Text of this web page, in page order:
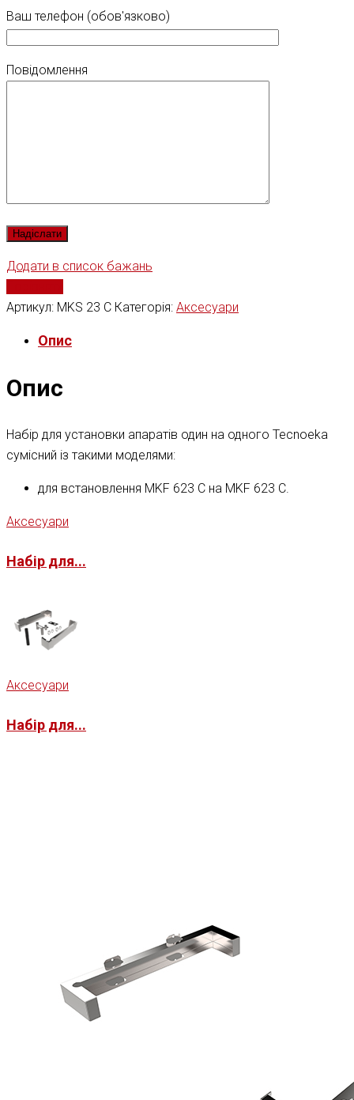
Ваш телефон (обов'язково)
Повідомлення
Додати в список бажань
Артикул: MKS 23 C Категорія: Аксесуари
Опис
Опис
Набір для установки апаратів один на одного Tecnoeka
сумісний із такими моделями:
для встановлення MKF 623 C на MKF 623 C.
Аксесуари
Набір для...
Аксесуари
Набір для...